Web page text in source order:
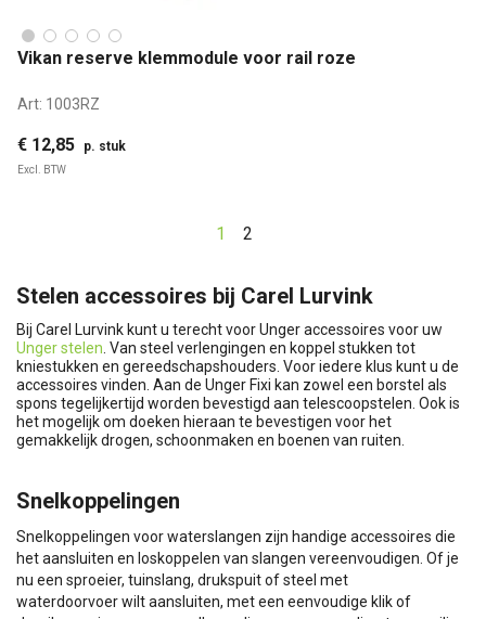
Vikan reserve klemmodule voor rail roze
Art: 1003RZ
€ 12,85 p. stuk
Excl. BTW
1 2
Stelen accessoires bij Carel Lurvink
Bij Carel Lurvink kunt u terecht voor Unger accessoires voor uw
Unger stelen . Van steel verlengingen en koppel stukken tot
kniestukken en gereedschapshouders. Voor iedere klus kunt u de
accessoires vinden. Aan de Unger Fixi kan zowel een borstel als
spons tegelijkertijd worden bevestigd aan telescoopstelen. Ook is
het mogelijk om doeken hieraan te bevestigen voor het
gemakkelijk drogen, schoonmaken en boenen van ruiten.
Snelkoppelingen
Snelkoppelingen voor waterslangen zijn handige accessoires die
het aansluiten en loskoppelen van slangen vereenvoudigen. Of je
nu een sproeier, tuinslang, drukspuit of steel met
waterdoorvoer wilt aansluiten, met een eenvoudige klik of